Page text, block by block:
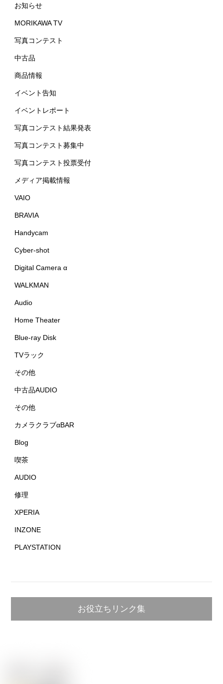
お知らせ
MORIKAWA TV
写真コンテスト
中古品
商品情報
イベント告知
イベントレポート
写真コンテスト結果発表
写真コンテスト募集中
写真コンテスト投票受付
メディア掲載情報
VAIO
BRAVIA
Handycam
Cyber-shot
Digital Camera α
WALKMAN
Audio
Home Theater
Blue-ray Disk
TVラック
その他
中古品AUDIO
その他
カメラクラブαBAR
Blog
喫茶
AUDIO
修理
XPERIA
INZONE
PLAYSTATION
お役立ちリンク集